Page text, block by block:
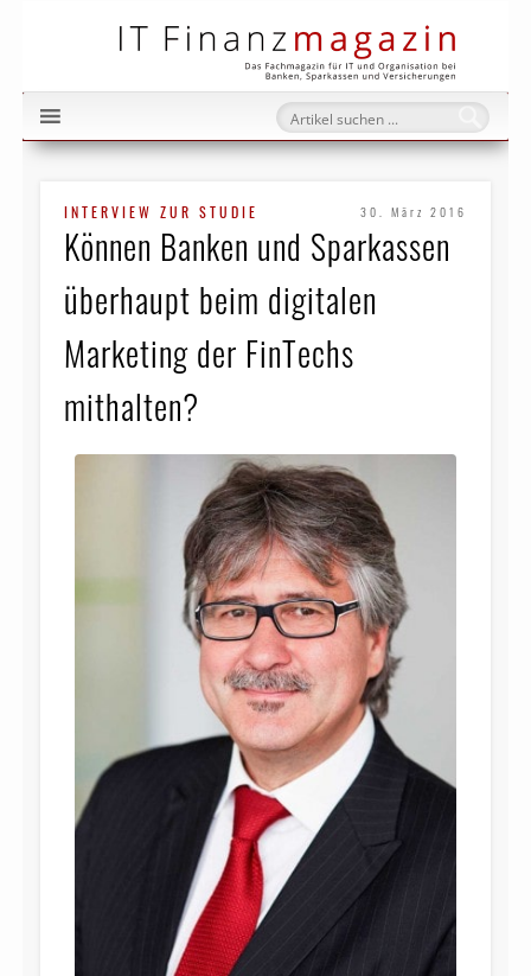
INTERVIEW ZUR STUDIE 30. März 2016
Können Banken und Sparkassen
überhaupt beim digitalen
Marketing der FinTechs
mithalten?